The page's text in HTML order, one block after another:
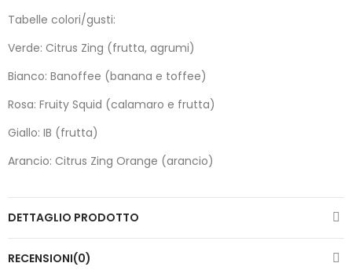
Tabelle colori/gusti:
Verde: Citrus Zing (frutta, agrumi)
Bianco: Banoffee (banana e toffee)
Rosa: Fruity Squid (calamaro e frutta)
Giallo: IB (frutta)
Arancio: Citrus Zing Orange (arancio)
DETTAGLIO PRODOTTO
RECENSIONI(0)